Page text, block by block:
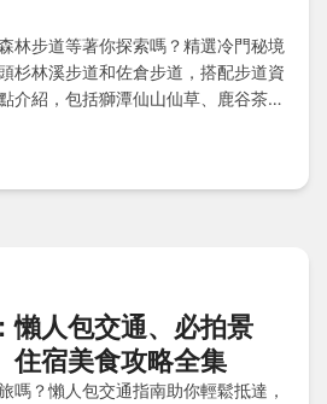
林步道等著你探索嗎？精選冷門秘境
杉林溪步道和佐倉步道，搭配步道資
介紹，包括獅潭仙山仙草、鹿谷茶業
的自然之旅。
懶人包交通、必拍景
住宿美食攻略全集
嗎？懶人包交通指南助你輕鬆抵達，